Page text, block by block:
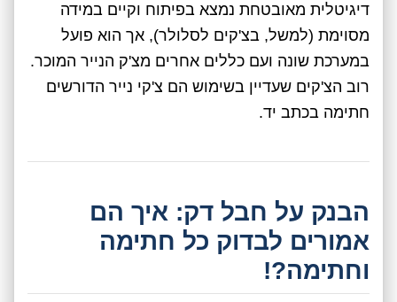
דיגיטלית מאובטחת נמצא בפיתוח וקיים במידה
מסוימת (למשל, בצ'קים לסלולר), אך הוא פועל
במערכת שונה ועם כללים אחרים מצ'ק הנייר המוכר.
רוב הצ'קים שעדיין בשימוש הם צ'קי נייר הדורשים
חתימה בכתב יד.
הבנק על חבל דק: איך הם
אמורים לבדוק כל חתימה
וחתימה?!